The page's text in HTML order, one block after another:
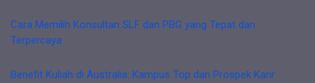
Cara Memilih Konsultan SLF dan PBG yang Tepat dan
Terpercaya
Benefit Kuliah di Australia: Kampus Top dan Prospek Karir